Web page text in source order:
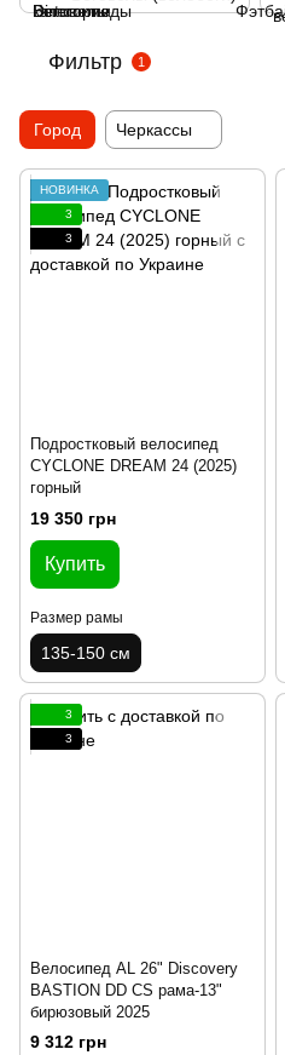
Фильтр 1
Город Черкассы
НОВИНКА
3
3
Подростковый велосипед
CYCLONE DREAM 24 (2025)
горный
19 350 грн
Купить
Размер рамы
135-150 см
3
3
Велосипед AL 26" Discovery
BASTION DD CS рама-13"
бирюзовый 2025
9 312 грн